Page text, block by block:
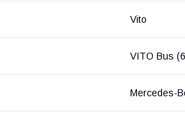
Vito
VITO Bus
Mercedes-